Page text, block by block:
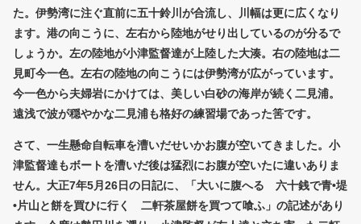
た。伊勢湾に注ぐ直前に五十鈴川が合流し、川幅は更に広くなり
ます。港の向こうに、左右から陸地がせり出しているのが分るで
しょうか。左の陸地が小津監督達が上陸した大湊。右の陸地は二
見町今一色。左右の陸地の向こうには伊勢湾が広がっています。
今一色から夫婦岩にかけては、美しい白砂の海岸が続く二見浦。
遠浅で波が穏やかな二見浦も格好の練習場であった筈です。
さて、一生懸命自転車を漕いだせいかお腹が空いてきました。小
津監督達もボートを漕いだ後は猛烈にお腹が空いたに違いありま
せん。大正7年5月26日の日記に、「大いに腹へる 六十銭で青•堤
•片山と餅を買ひに行く 二軒茶屋餅を買つて喰ふ」の記述があり